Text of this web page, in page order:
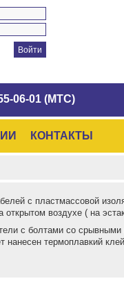
06-01 (МТС)
КОНТАКТЫ
с пластмассовой
воздухе ( на
с болтами со срывными
термоплавкий